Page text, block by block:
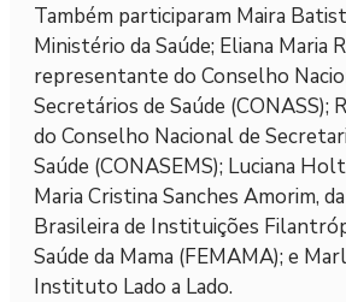
Também participaram Maira
Ministério da Saúde; Eliana Maria
representante do Conselho
Secretários de Saúde (CONASS);
do Conselho Nacional de
Saúde (CONASEMS); Luciana
Maria Cristina Sanches Amorim,
Brasileira de Instituições
Saúde da Mama (FEMAMA); e
Instituto Lado a Lado.